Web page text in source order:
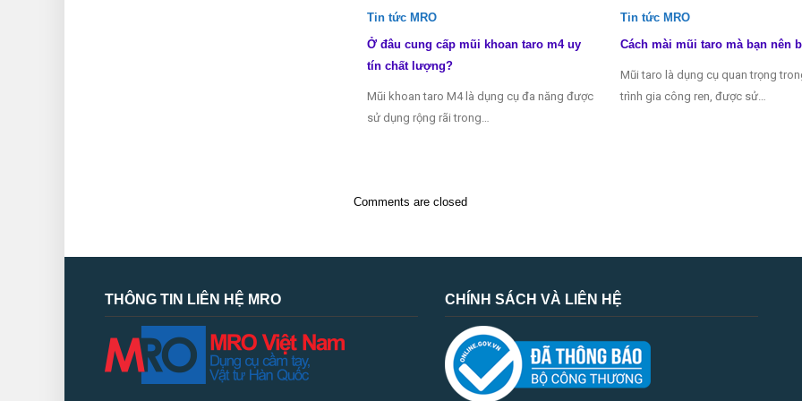
Tin tức MRO
Ở đâu cung cấp mũi khoan taro m4 uy
tín chất lượng?
Mũi khoan taro M4 là dụng cụ đa năng được
sử dụng rộng rãi trong…
Tin tức MRO
Cách mài mũi taro mà bạn nên
Mũi taro là dụng cụ quan trọng
trình gia công ren, được sử…
Comments are closed
THÔNG TIN LIÊN HỆ MRO CHÍNH SÁCH VÀ LIÊN HỆ